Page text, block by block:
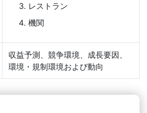
レストラン
機関
収益予測、競争環境、成長要因、
環境・規制環境および動向